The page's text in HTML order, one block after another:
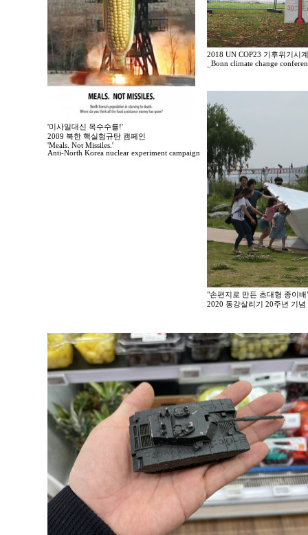
'미사일대신 옥수수를!'
2009 북한 핵실험규탄 캠페인
'Meals. Not Missiles.'
Anti-North Korea nuclear experiment campaign
2018 UN COP23 기후위기시
_Bonn climate change
"손편지로 만든 초대형 종이배
2020 동강살리기 20주년 기